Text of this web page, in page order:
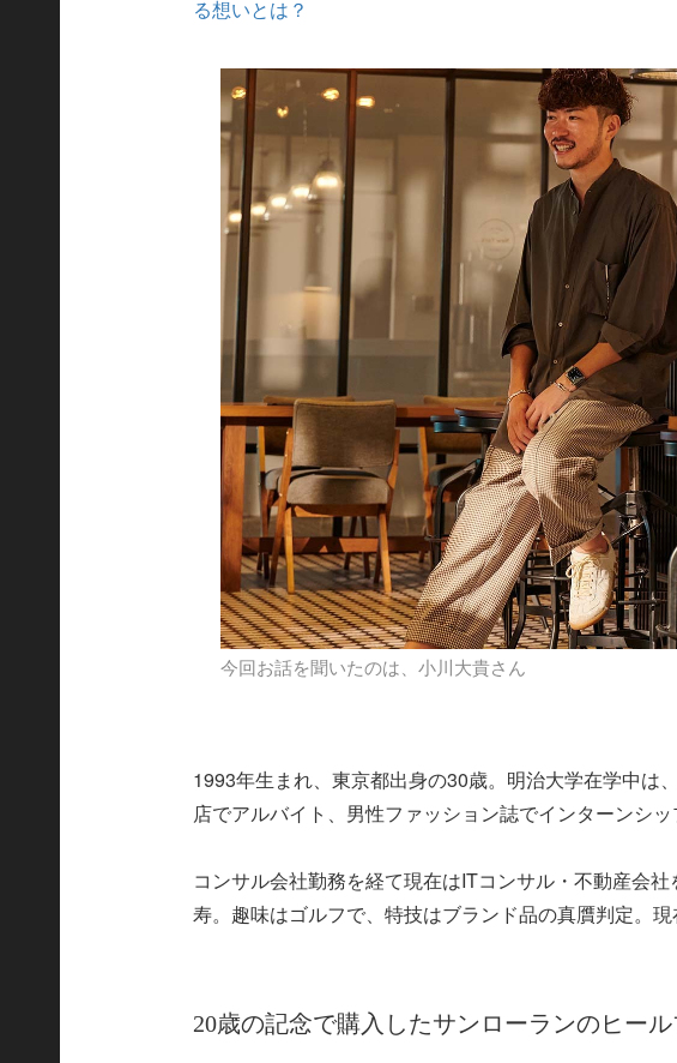
る想いとは？
今回お話を聞いたのは、小川大貴さん
1993年生まれ、東京都出身の30歳。明治大学在学中は
店でアルバイト、男性ファッション誌でインターンシ
コンサル会社勤務を経て現在はITコンサル・不動産会
寿。趣味はゴルフで、特技はブランド品の真贋判定。現
20歳の記念で購入したサンローランのヒール